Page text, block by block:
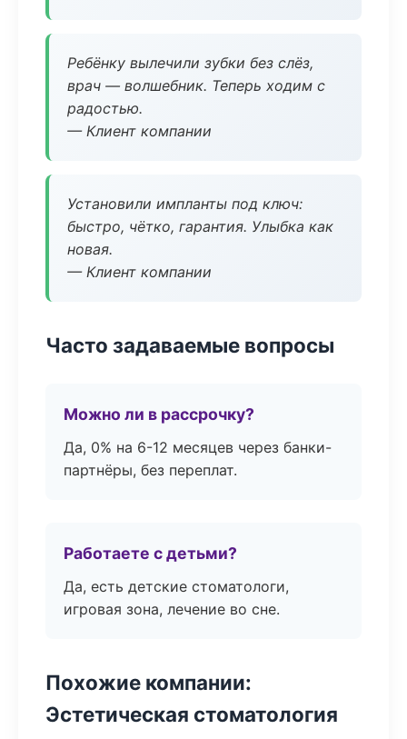
Ребёнку вылечили зубки без слёз,
врач — волшебник. Теперь ходим с
радостью.
— Клиент компании
Установили импланты под ключ:
быстро, чётко, гарантия. Улыбка как
новая.
— Клиент компании
Часто задаваемые вопросы
Можно ли в рассрочку?
Да, 0% на 6-12 месяцев через банки-
партнёры, без переплат.
Работаете с детьми?
Да, есть детские стоматологи,
игровая зона, лечение во сне.
Похожие компании:
Эстетическая стоматология